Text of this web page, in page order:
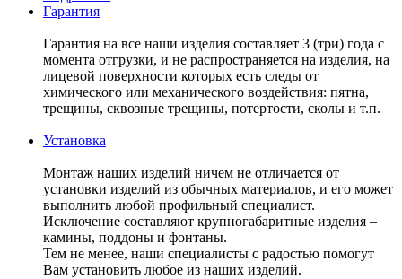
Гарантия
Гарантия на все наши изделия составляет 3 (три) года с
момента отгрузки, и не распространяется на изделия, на
лицевой поверхности которых есть следы от
химического или механического воздействия: пятна,
трещины, сквозные трещины, потертости, сколы и т.п.
Установка
Монтаж наших изделий ничем не отличается от
установки изделий из обычных материалов, и его может
выполнить любой профильный специалист.
Исключение составляют крупногабаритные изделия –
камины, поддоны и фонтаны.
Тем не менее, наши специалисты с радостью помогут
Вам установить любое из наших изделий.